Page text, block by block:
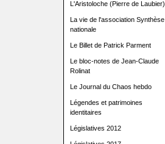
L'Aristoloche (Pierre de Laubier)
La vie de l'association Synthèse
nationale
Le Billet de Patrick Parment
Le bloc-notes de Jean-Claude
Rolinat
Le Journal du Chaos hebdo
Légendes et patrimoines
identitaires
Législatives 2012